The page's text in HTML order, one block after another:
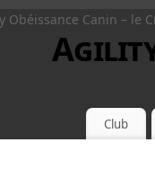
Agility
Club